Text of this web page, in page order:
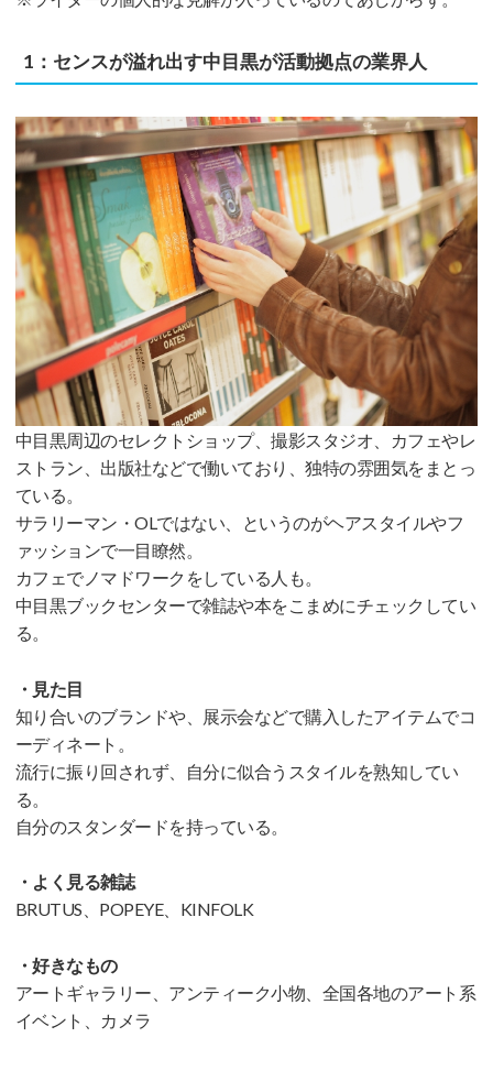
1：センスが溢れ出す中目黒が活動拠点の業界人
中目黒周辺のセレクトショップ、撮影スタジオ、カフェやレ
ストラン、出版社などで働いており、独特の雰囲気をまとっ
ている。
サラリーマン・OLではない、というのがヘアスタイルやフ
ァッションで一目瞭然。
カフェでノマドワークをしている人も。
中目黒ブックセンターで雑誌や本をこまめにチェックしてい
る。
・見た目
知り合いのブランドや、展示会などで購入したアイテムでコ
ーディネート。
流行に振り回されず、自分に似合うスタイルを熟知してい
る。
自分のスタンダードを持っている。
・よく見る雑誌
BRUTUS、POPEYE、KINFOLK
・好きなもの
アートギャラリー、アンティーク小物、全国各地のアート系
イベント、カメラ